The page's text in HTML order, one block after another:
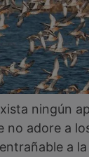
ningún
no adore a
a